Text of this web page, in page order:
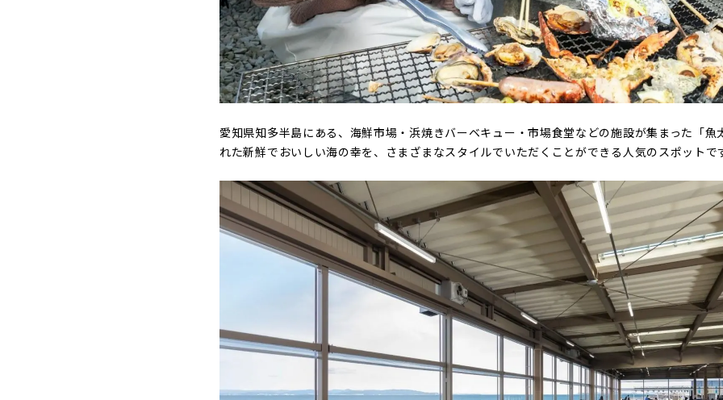
愛知県知多半島にある、海鮮市場・浜焼きバーベキュー・市場食堂などの施設が集まった「
れた新鮮でおいしい海の幸を、さまざまなスタイルでいただくことができる人気のスポットで